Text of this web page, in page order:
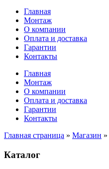
Главная
Монтаж
О компании
Оплата и доставка
Гарантии
Контакты
Главная
Монтаж
О компании
Оплата и доставка
Гарантии
Контакты
Главная страница » Магазин »
Каталог